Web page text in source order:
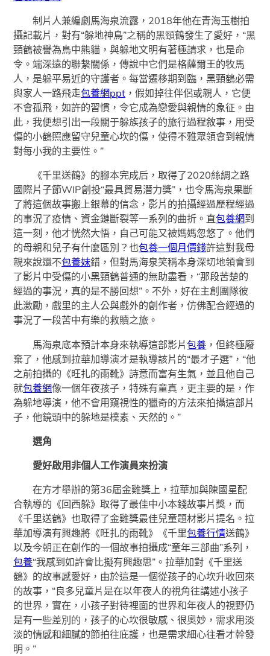
制片人兼編劇馬海泉流露，2018年他在青海玉樹拍
攝記載片，對有“躲地神鳥”之稱的黑頸鶴發生了愛好，“黑
頸鶴被譽為鳥中熊貓，與躲地文明有著極請求，也是命
令。端深遠的聯繫關係，傳說中它們是格薩爾王的牧馬
人，是躲平易近的守護者。每當遷移期到臨，黑頸鶴必需
與家人一路飛走包養網ppt ，假如掉往伴侶或親人，它便
不會孤飛，如許的習慣，令它成為戀愛與親情的象征。由
此，我便想引出一段關于躲族孩子的旅行過程敘事，用受
傷的小鶴照應留守兒童心坎的傷，使得不雅眾領會到親情
對每小我的主要性。”
《千里送鶴》的腳本完成后，取得了2020絲綢之路
國際片子節WIP創投“最具貿易潛力獎”，也令馬海泉果斷
了將這個故事搬上銀幕的信念，影片的拍攝經過歷程經過
的事況了疫情、資金鏈斷裂等一系列的曲折。直包養網到
這一刻，他才恍然大悟，自己可能又被媽媽忽悠了。他們
的母親和兒子有什麼區別？也包養一個月價錢許這對我母
親來說還不包養妹錯，但對馬海泉笑稱本身深切地領會到
了影片中受傷的小黑頸鶴普通的無助盡看，“那段苦楚的
經過的事況，真的是不勝回想”。不外，好在主創團隊彼
此激勵，戲里的主人公與戲外的創作者，仿佛配合經過的
事況了一段苦中有樂的救贖之旅。
馬海泉底本預計本身來執導這部影片包養 ，但終極廢
棄了，他感到拉華加導演才是執導該片的“最才子選”，“他
之前拍攝的《旺扎的雨靴》詩意而富有生氣，並且他自己
就包養網像一個年夜孩子，特殊有童真，更主要的是，作
為躲地導演，他不會用窺視性的獵奇的方法來拍攝這部片
子，他鏡頭中的躲地是樸素、天然的。”
選角
愛好啟用非個人工作演員來扮演
在方才舉辦的第36屆金雞獎上，拉華加與陳國星配
合執導的《回西躲》取得了最佳中小本錢故事片獎，而
《千里送鶴》也取得了金雞獎最佳兒童題材影片提名。拉
華加導演有興趣將《旺扎的雨靴》《千里包養行情送鶴》
以及今朝正在創作的一個故事拍攝成“童年三部曲”系列，
包養“我感到如許會比擬有興趣思”。拉華加對《千里送
鶴》的故事感愛好，由於這是一個從孩子的心坎升收回來
的故事，“良多兒童片是在以年夜人的視角往講述小孩子
的世界，實在，小孩子對待裡面的世界和年夜人的視野仍
是有一些差別的，孩子的心坎很敏感、很奧妙，需求用淡
淡的情感和細膩的節拍往庇護，也是需求細心往看才幹發
明。”